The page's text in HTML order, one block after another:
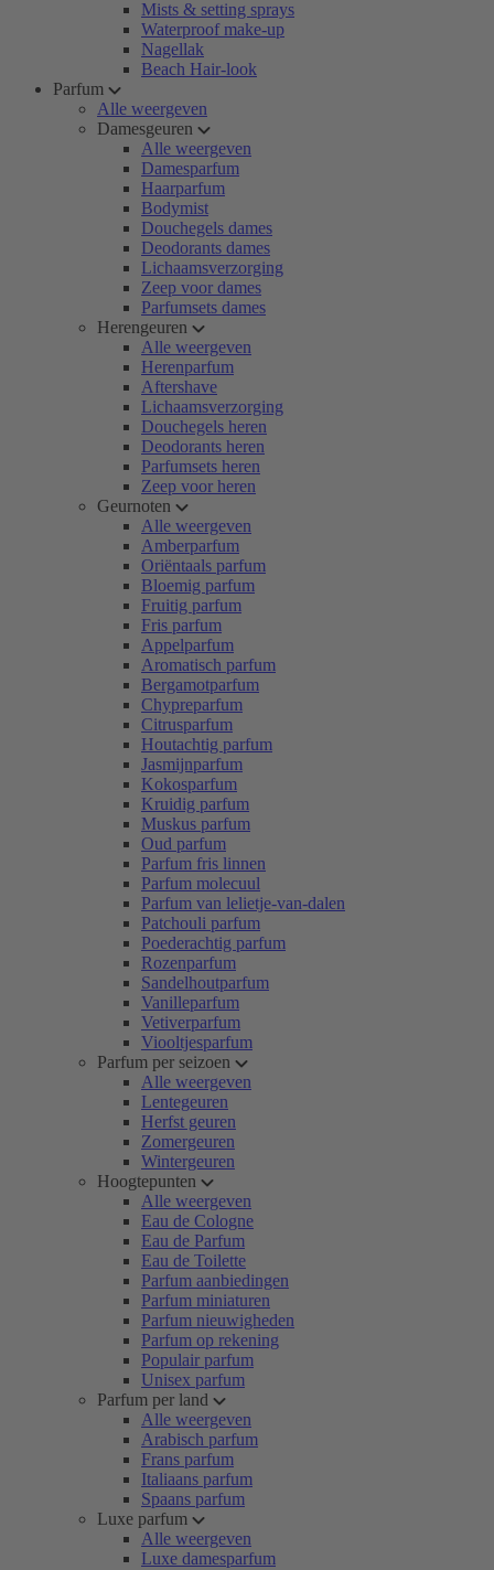
Mists & setting sprays
Waterproof make-up
Nagellak
Beach Hair-look
Parfum
Alle weergeven
Damesgeuren
Alle weergeven
Damesparfum
Haarparfum
Bodymist
Douchegels dames
Deodorants dames
Lichaamsverzorging
Zeep voor dames
Parfumsets dames
Herengeuren
Alle weergeven
Herenparfum
Aftershave
Lichaamsverzorging
Douchegels heren
Deodorants heren
Parfumsets heren
Zeep voor heren
Geurnoten
Alle weergeven
Amberparfum
Oriëntaals parfum
Bloemig parfum
Fruitig parfum
Fris parfum
Appelparfum
Aromatisch parfum
Bergamotparfum
Chypreparfum
Citrusparfum
Houtachtig parfum
Jasmijnparfum
Kokosparfum
Kruidig parfum
Muskus parfum
Oud parfum
Parfum fris linnen
Parfum molecuul
Parfum van lelietje-van-dalen
Patchouli parfum
Poederachtig parfum
Rozenparfum
Sandelhoutparfum
Vanilleparfum
Vetiverparfum
Viooltjesparfum
Parfum per seizoen
Alle weergeven
Lentegeuren
Herfst geuren
Zomergeuren
Wintergeuren
Hoogtepunten
Alle weergeven
Eau de Cologne
Eau de Parfum
Eau de Toilette
Parfum aanbiedingen
Parfum miniaturen
Parfum nieuwigheden
Parfum op rekening
Populair parfum
Unisex parfum
Parfum per land
Alle weergeven
Arabisch parfum
Frans parfum
Italiaans parfum
Spaans parfum
Luxe parfum
Alle weergeven
Luxe damesparfum